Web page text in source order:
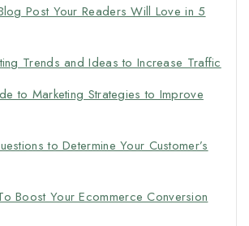
Post Your Readers Will Love in 5
Trends and Ideas to Increase Traffic
to Marketing Strategies to Improve
to Determine Your Customer’s
Boost Your Ecommerce Conversion